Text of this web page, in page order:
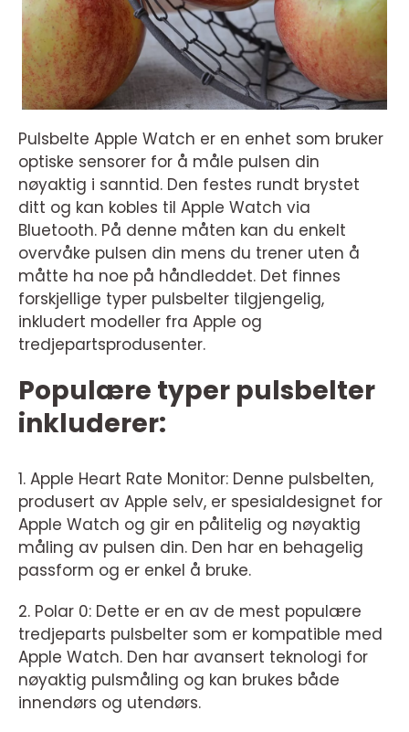
Pulsbelte Apple Watch er en enhet som bruker
optiske sensorer for å måle pulsen din
nøyaktig i sanntid. Den festes rundt brystet
ditt og kan kobles til Apple Watch via
Bluetooth. På denne måten kan du enkelt
overvåke pulsen din mens du trener uten å
måtte ha noe på håndleddet. Det finnes
forskjellige typer pulsbelter tilgjengelig,
inkludert modeller fra Apple og
tredjepartsprodusenter.
Populære typer pulsbelter
inkluderer:
1. Apple Heart Rate Monitor: Denne pulsbelten,
produsert av Apple selv, er spesialdesignet for
Apple Watch og gir en pålitelig og nøyaktig
måling av pulsen din. Den har en behagelig
passform og er enkel å bruke.
2. Polar 0: Dette er en av de mest populære
tredjeparts pulsbelter som er kompatible med
Apple Watch. Den har avansert teknologi for
nøyaktig pulsmåling og kan brukes både
innendørs og utendørs.